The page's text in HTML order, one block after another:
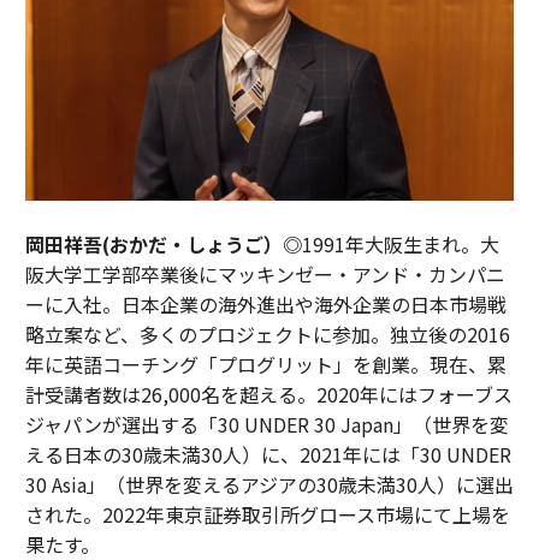
岡田祥吾(おかだ・しょうご）◎1991年大阪生まれ。大
阪大学工学部卒業後にマッキンゼー・アンド・カンパニ
ーに入社。日本企業の海外進出や海外企業の日本市場戦
略立案など、多くのプロジェクトに参加。独立後の2016
年に英語コーチング「プログリット」を創業。現在、累
計受講者数は26,000名を超える。2020年にはフォーブス
ジャパンが選出する「30 UNDER 30 Japan」（世界を変
える日本の30歳未満30人）に、2021年には「30 UNDER
30 Asia」（世界を変えるアジアの30歳未満30人）に選出
された。2022年東京証券取引所グロース市場にて上場を
果たす。